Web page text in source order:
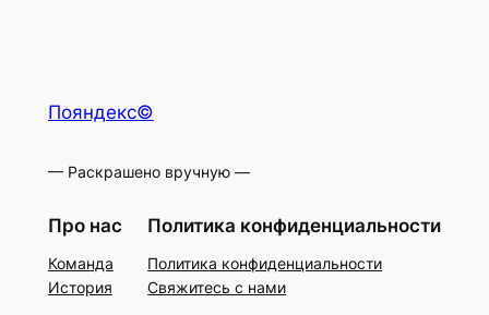
Пояндекс©
— Раскрашено вручную —
Про нас
Команда
История
Политика конфиденциальности
Политика конфиденциальности
Свяжитесь с нами